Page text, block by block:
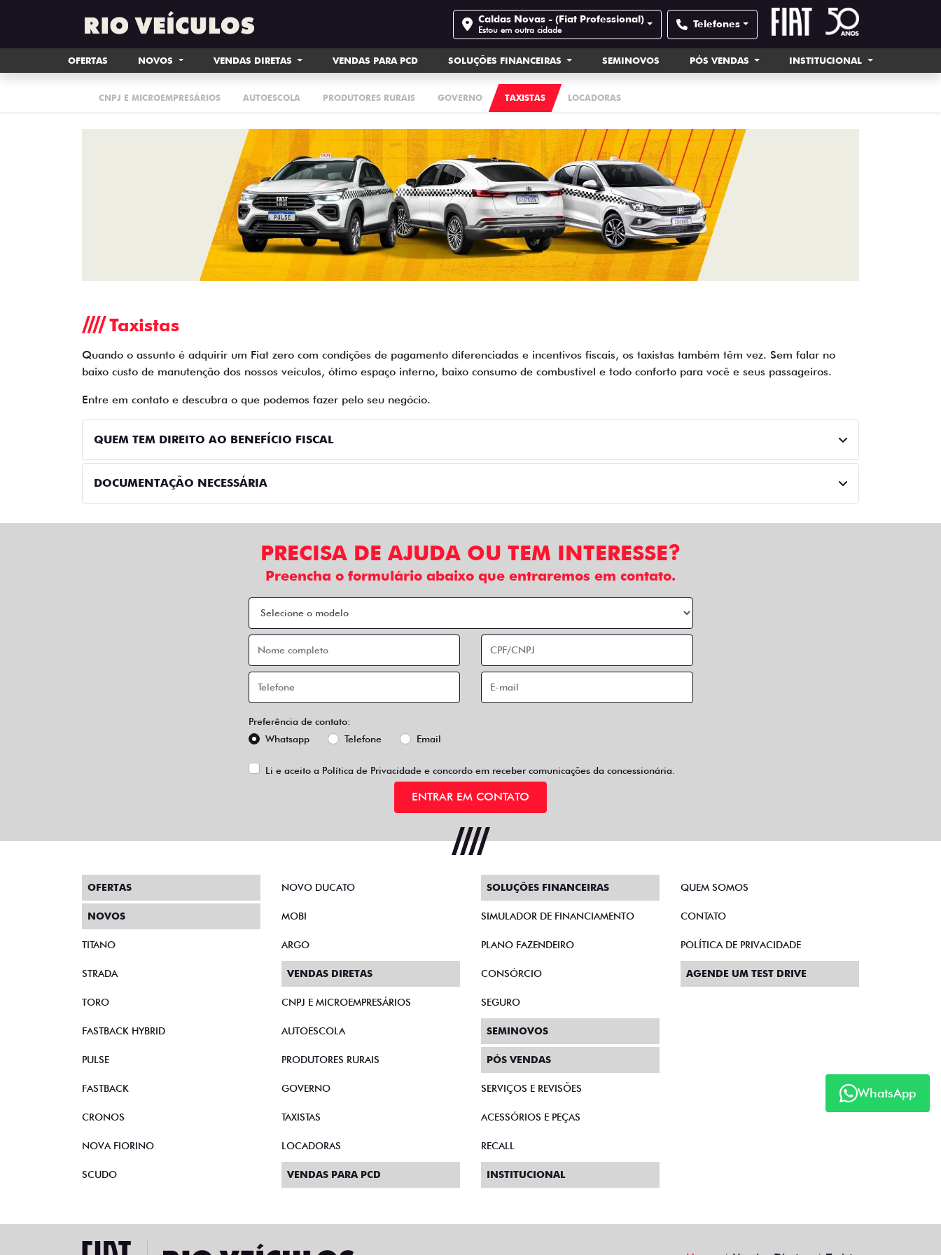
Caldas Novas - (Fiat Professional)
Estou em outra cidade Telefones
OFERTAS NOVOS VENDAS DIRETAS VENDAS PARA PCD SOLUÇÕES FINANCEIRAS SEMINOVOS PÓS VENDAS INSTITUCIONAL
CNPJ E MICROEMPRESÁRIOS AUTOESCOLA PRODUTORES RURAIS GOVERNO TAXISTAS LOCADORAS
Taxistas
Quando o assunto é adquirir um Fiat zero com condições de pagamento diferenciadas e incentivos fiscais, os taxistas também têm vez. Sem falar no
baixo custo de manutenção dos nossos veículos, ótimo espaço interno, baixo consumo de combustível e todo conforto para você e seus passageiros.
Entre em contato e descubra o que podemos fazer pelo seu negócio.
QUEM TEM DIREITO AO BENEFÍCIO FISCAL
DOCUMENTAÇÃO NECESSÁRIA
PRECISA DE AJUDA OU TEM INTERESSE?
Preencha o formulário abaixo que entraremos em contato.
Preferência de contato:
Whatsapp
Telefone Email
Li e aceito a Política de Privacidadee concordo em receber comunicações da concessionária.
ENTRAR EM CONTATO
WhatsApp
OFERTAS
NOVOS
TITANO
STRADA
TORO
FASTBACK HYBRID
PULSE
FASTBACK
CRONOS
NOVA FIORINO
SCUDO
NOVO DUCATO
MOBI
ARGO
VENDAS DIRETAS
CNPJ E MICROEMPRESÁRIOS
AUTOESCOLA
PRODUTORES RURAIS
GOVERNO
TAXISTAS
LOCADORAS
VENDAS PARA PCD
SOLUÇÕES FINANCEIRAS
SIMULADOR DE FINANCIAMENTO
PLANO FAZENDEIRO
CONSÓRCIO
SEGURO
SEMINOVOS
PÓS VENDAS
SERVIÇOS E REVISÕES
ACESSÓRIOS E PEÇAS
RECALL
INSTITUCIONAL
QUEM SOMOS
CONTATO
POLÍTICA DE PRIVACIDADE
AGENDE UM TEST DRIVE